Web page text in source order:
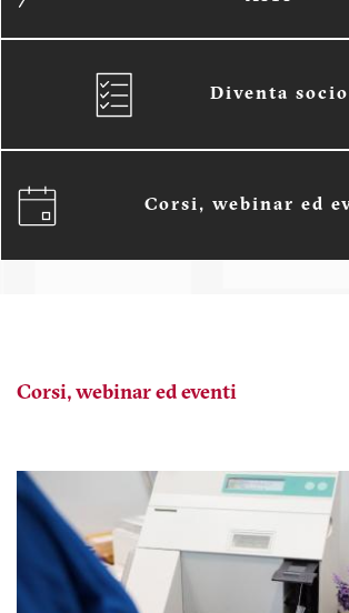
Diventa
Corsi, webinar ed
Corsi, webinar ed eventi